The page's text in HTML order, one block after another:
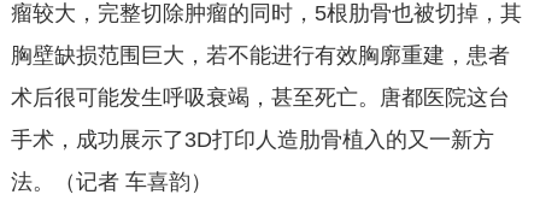
瘤较大，完整切除肿瘤的同时，5根肋骨也被切掉，其
胸壁缺损范围巨大，若不能进行有效胸廓重建，患者
术后很可能发生呼吸衰竭，甚至死亡。唐都医院这台
手术，成功展示了3D打印人造肋骨植入的又一新方
法。（记者 车喜韵）